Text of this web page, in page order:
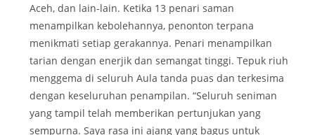
Aceh, dan lain-lain. Ketika 13 penari saman
menampilkan kebolehannya, penonton terpana
menikmati setiap gerakannya. Penari menampilkan
tarian dengan enerjik dan semangat tinggi. Tepuk riuh
menggema di seluruh Aula tanda puas dan terkesima
dengan keseluruhan penampilan. “Seluruh seniman
yang tampil telah memberikan pertunjukan yang
sempurna. Saya rasa ini ajang yang bagus untuk